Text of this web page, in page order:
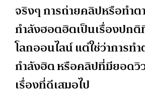
จริงๆ การถ่ายคลิปหรือทำต
กำลังฮอตฮิตเป็นเรื่องปก
โลกออนไลน์ แต่ใช่ว่าการท
กำลังฮิต หรือคลิปที่มียอดวิว
เรื่องที่ดีเสมอไป